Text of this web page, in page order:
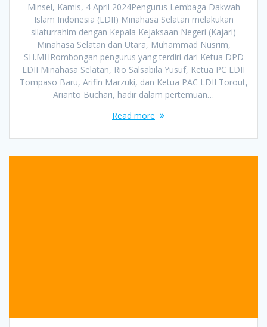
Minsel, Kamis, 4 April 2024Pengurus Lembaga Dakwah
Islam Indonesia (LDII) Minahasa Selatan melakukan
silaturrahim dengan Kepala Kejaksaan Negeri (Kajari)
Minahasa Selatan dan Utara, Muhammad Nusrim,
SH.MHRombongan pengurus yang terdiri dari Ketua DPD
LDII Minahasa Selatan, Rio Salsabila Yusuf, Ketua PC LDII
Tompaso Baru, Arifin Marzuki, dan Ketua PAC LDII Torout,
Arianto Buchari, hadir dalam pertemuan…
Read more